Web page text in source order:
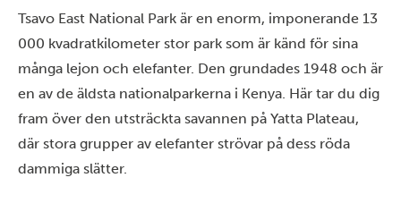
Tsavo East National Park är en enorm, imponerande 13
000 kvadratkilometer stor park som är känd för sina
många lejon och elefanter. Den grundades 1948 och är
en av de äldsta nationalparkerna i Kenya. Här tar du dig
fram över den utsträckta savannen på Yatta Plateau,
där stora grupper av elefanter strövar på dess röda
dammiga slätter.